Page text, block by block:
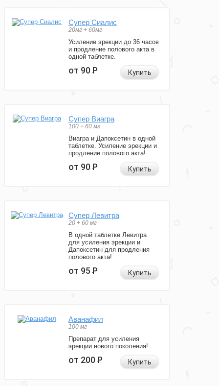
Супер Сиалис
20мг + 60мг
Усиление эрекции до 36 часов
и продление полового акта в
одной таблетке.
от 90Р Купить
Супер Виагра
100 + 60 мг
Виагра и Дапоксетин в одной
таблетке. Усиление эрекции и
продление полового акта!
от 90Р Купить
Супер Левитра
20 + 60 мг
В одной таблетке Левитра
для усиления эрекции и
Дапоксетин для продления
полового акта!
от 95Р Купить
Аванафил
100 мг
Препарат для усиления
эрекции нового поколения!
от 200Р Купить